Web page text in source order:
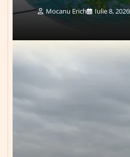
Mocanu Erich Iulie 8, 2026